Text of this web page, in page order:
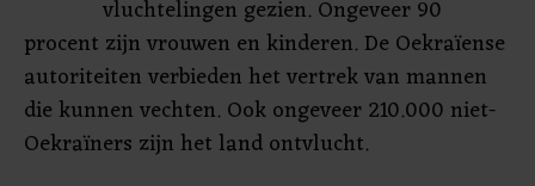
vluchtelingen gezien. Ongeveer 90
procent zijn vrouwen en kinderen. De Oekraïense
autoriteiten verbieden ​​het vertrek van mannen
die kunnen vechten. Ook ongeveer 210.000 niet-
Oekraïners zijn het land ontvlucht.